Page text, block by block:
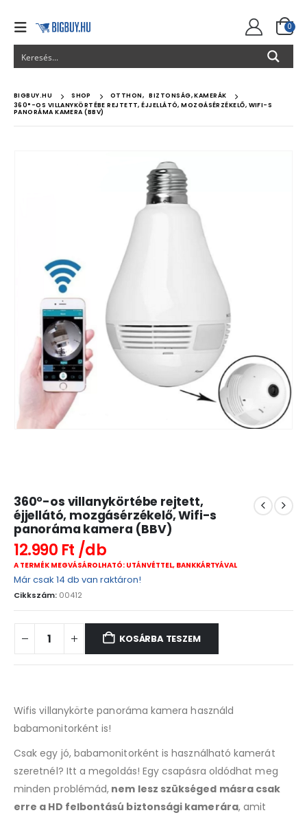
0
BIGBUY.HU SHOP OTTHON,
BIZTONSÁG, KAMERÁK
360°-OS VILLANYKÖRTÉBE REJTETT, ÉJJELLÁTÓ, MOZGÁSÉRZÉKELŐ, WIFI-S
PANORÁMA KAMERA (BBV)
360°-os villanykörtébe rejtett,
éjjellátó, mozgásérzékelő, Wifi-s
panoráma kamera (BBV)
12.990 Ft
A TERMÉK MEGVÁSÁROLHATÓ: UTÁNVÉTTEL, BANKKÁRTYÁVAL
Már csak 14 db van raktáron!
Cikkszám: 00412
KOSÁRBA TESZEM
Wifis villanykörte panoráma kamera használd
babamonitorként is!
Csak egy jó, babamonitorként is használható kamerát
szeretnél? Itt a megoldás! Egy csapásra oldódhat meg
minden problémád, nem lesz szükséged másra csak
erre a HD felbontású biztonsági kamerára, amit